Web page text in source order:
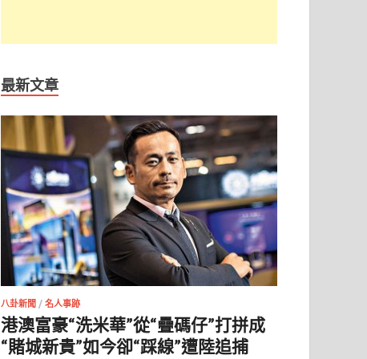
最新文章
八卦新聞 /名人事跡
港澳富豪“洗米華”從“疊碼仔”打拼成
“賭城新貴”如今卻“踩線”遭陸追捕